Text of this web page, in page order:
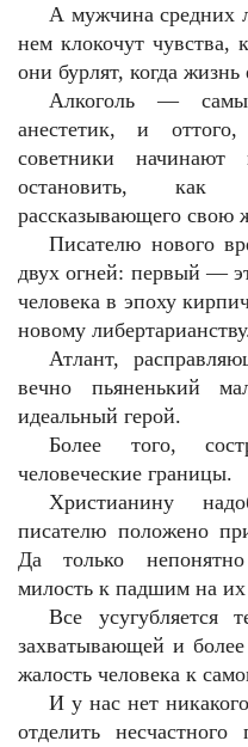
А мужчина средних
нем клокочут чувства,
они бурлят, когда
Алкоголь —
анестетик, и
советники начинают
остановить, как
рассказывающего свою
Писателю нового
двух огней: первый —
человека в эпоху
новому
Атлант,
вечно пьяненький
идеальный герой.
Более того,
человеческие границы.
Христианину
писателю положено
Да только
милость к падшим на
Все усугубляется
захватывающей и
жалость человека к
И у нас нет
отделить несчастного